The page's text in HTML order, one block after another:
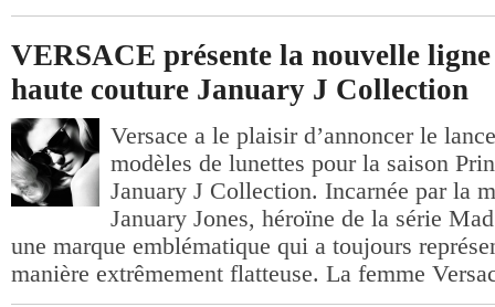
VERSACE présente la nouvelle
haute couture January J Collection
Versace a le plaisir d’annoncer le
modèles de lunettes pour la saison
January J Collection. Incarnée par la
January Jones, héroïne de la série
une marque emblématique qui a toujours
manière extrêmement flatteuse. La femme